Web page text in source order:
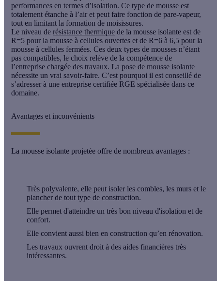
performances en termes d’isolation. Ce type de mousse est
totalement étanche à l’air et peut faire fonction de pare-vapeur,
tout en limitant la formation de moisissures.
Le niveau de résistance thermique de la mousse isolante est de
R=5 pour la mousse à cellules ouvertes et de R=6 à 6,5 pour la
mousse à cellules fermées. Ces deux types de mousses n’étant
pas compatibles, le choix relève de la compétence de
l’entreprise chargée des travaux. La pose de mousse isolante
nécessite un vrai savoir-faire. C’est pourquoi il est conseillé de
s’adresser à une entreprise certifiée RGE spécialisée dans ce
domaine.
Avantages et inconvénients
La mousse isolante projetée offre de nombreux avantages :
Très polyvalente, elle peut isoler les combles, les murs et le
plancher de tout type de construction.
Elle permet d'atteindre un très bon niveau d'isolation et de
confort.
Elle convient aussi bien en construction qu’en rénovation.
Les travaux ouvrent droit à des aides financières très
intéressantes.